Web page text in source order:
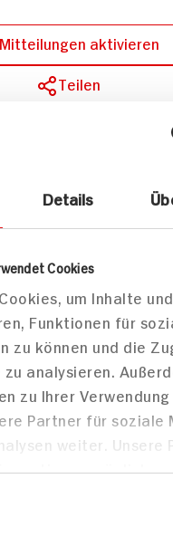
Details
Cookies
um Inhalte
Funktionen für
zu können und die
analysieren.
zu Ihrer
Partner für soziale
weiter. Unsere
oder die sie im
Mitteilungen aktivieren
Teilen
zum Rezept
De Cecco Le
Pappardelle